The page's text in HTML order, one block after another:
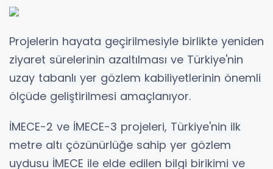
Projelerin hayata geçirilmesiyle birlikte yeniden
ziyaret sürelerinin azaltılması ve Türkiye'nin
uzay tabanlı yer gözlem kabiliyetlerinin önemli
ölçüde geliştirilmesi amaçlanıyor.
İMECE-2 ve İMECE-3 projeleri, Türkiye'nin ilk
metre altı çözünürlüğe sahip yer gözlem
uydusu İMECE ile elde edilen bilgi birikimi ve